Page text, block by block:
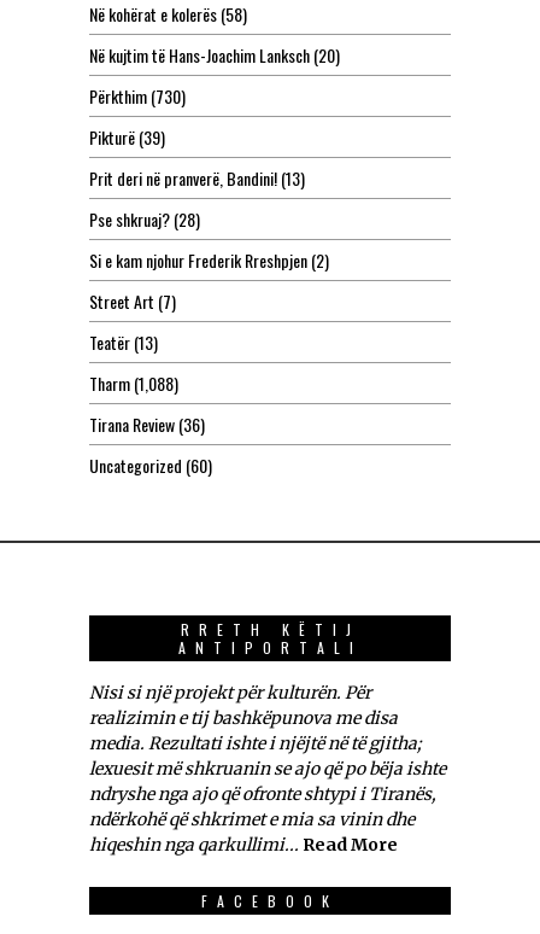
Në kohërat e kolerës(58)
Në kujtim të Hans-Joachim Lanksch(20)
Përkthim(730)
Pikturë(39)
Prit deri në pranverë, Bandini!(13)
Pse shkruaj?(28)
Si e kam njohur Frederik Rreshpjen(2)
Street Art (7)
Teatër(13)
Tharm(1,088)
Tirana Review(36)
Uncategorized (60)
RRETH KËTIJ
ANTIPORTALI
Nisi si një projekt për kulturën. Për
realizimin e tij bashkëpunova me disa
media. Rezultati ishte i njëjtë në të gjitha;
lexuesit më shkruanin se ajo që po bëja ishte
ndryshe nga ajo që ofronte shtypi i Tiranës,
ndërkohë që shkrimet e mia sa vinin dhe
hiqeshin nga qarkullimi... Read More
FACEBOOK